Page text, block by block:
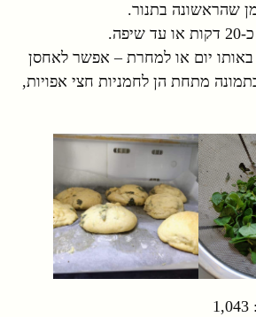
שהראשונה בתנור.
יום או למחרת – אפשר לאחסן
מתחת הן לחמניות חצי אפויות,
1,043